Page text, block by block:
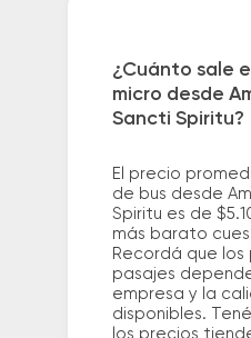
¿Cuánto sale
micro desde
Sancti Spiritu?
El precio
de bus desde
Spiritu es de
más barato
Recordá que los
pasajes
empresa y la
disponibles.
los precios